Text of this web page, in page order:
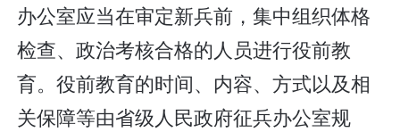
办公室应当在审定新兵前，集中组织体格
检查、政治考核合格的人员进行役前教
育。役前教育的时间、内容、方式以及相
关保障等由省级人民政府征兵办公室规